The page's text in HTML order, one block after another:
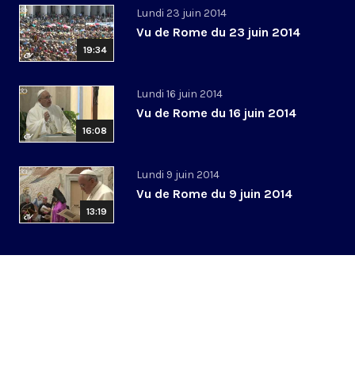
19:34
Lundi 23 juin 2014
Vu de Rome du 23 juin 2014
16:08
Lundi 16 juin 2014
Vu de Rome du 16 juin 2014
13:19
Lundi 9 juin 2014
Vu de Rome du 9 juin 2014